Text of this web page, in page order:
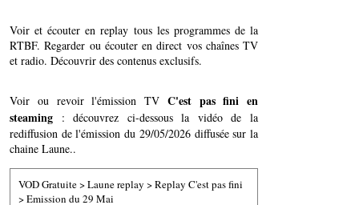
Voir et écouter en replay tous les programmes de la
RTBF. Regarder ou écouter en direct vos chaînes TV
et radio. Découvrir des contenus exclusifs.
Voir ou revoir l'émission TV C'est pas fini en
steaming : découvrez ci-dessous la vidéo de la
rediffusion de l'émission du 29/05/2026 diffusée sur la
chaine Laune..
VOD Gratuite>Laune replay >Replay C'est pas fini
>Emission du 29 Mai